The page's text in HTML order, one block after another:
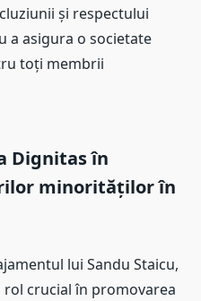
și respectului
a asigura o societate
toți membrii
Dignitas în
minorităților în
lui Sandu Staicu,
crucial în promovarea